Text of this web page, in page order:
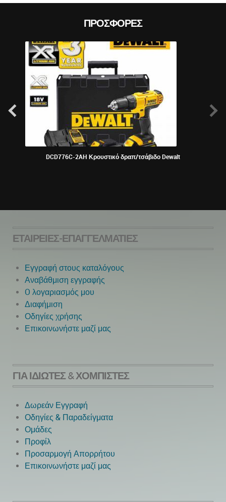
ΠΡΟΣΦΟΡΈΣ
DCD776C-2AH Κρουστικό δραπ/τσάβιδο Dewalt
Next
ΕΤΑΙΡΕΊΕΣ-ΕΠΑΓΓΕΛΜΑΤΊΕΣ
Εγγραφή στους καταλόγους
Αναβάθμιση εγγραφής
O λογαριασμός μου
Διαφήμιση
Οδηγίες χρήσης
Επικοινωνήστε μαζί μας
ΓΙΑ ΙΔΙΏΤΕΣ & ΧΟΜΠΊΣΤΕΣ
Δωρεάν Εγγραφή
Οδηγίες & Παραδείγματα
Ομάδες
Προφίλ
Προσαρμογή Απορρήτου
Επικοινωνήστε μαζί μας